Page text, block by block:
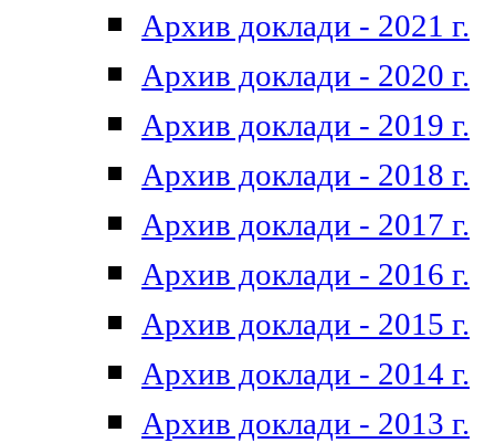
Архив доклади - 2021 г.
Архив доклади - 2020 г.
Архив доклади - 2019 г.
Архив доклади - 2018 г.
Архив доклади - 2017 г.
Архив доклади - 2016 г.
Архив доклади - 2015 г.
Архив доклади - 2014 г.
Архив доклади - 2013 г.